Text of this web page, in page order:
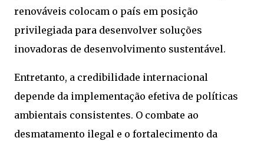
renováveis colocam o país em posição
privilegiada para desenvolver soluções
inovadoras de desenvolvimento sustentável.
Entretanto, a credibilidade internacional
depende da implementação efetiva de políticas
ambientais consistentes. O combate ao
desmatamento ilegal e o fortalecimento da